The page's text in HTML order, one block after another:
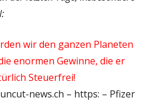
wir den ganzen Planeten
enormen Gewinne, die er
Steuerfrei!
news.ch – https: – Pfizer